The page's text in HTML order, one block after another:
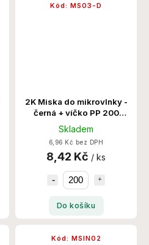
2K Miska do mikrovlnky -
černá + víčko PP 200
Set/Krt
Skladem
6,96 Kč bez DPH
8,42 Kč / ks
Do košíku
Kód: MS03-D
Kód: MSIN02